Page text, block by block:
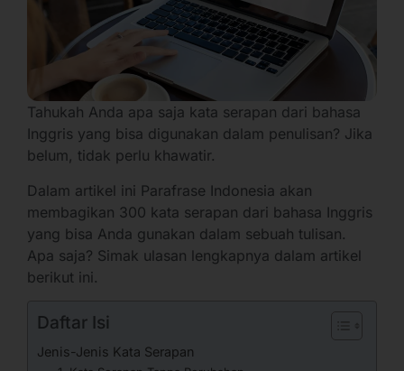
Tahukah Anda apa saja kata serapan dari bahasa
Inggris yang bisa digunakan dalam penulisan? Jika
belum, tidak perlu khawatir.
Dalam artikel ini Parafrase Indonesia akan
membagikan 300 kata serapan dari bahasa Inggris
yang bisa Anda gunakan dalam sebuah tulisan.
Apa saja? Simak ulasan lengkapnya dalam artikel
berikut ini.
Daftar Isi
Jenis-Jenis Kata Serapan